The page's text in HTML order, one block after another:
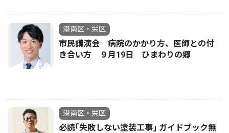
港南区・栄区
市民講演会 病院のかかり方、医師との付
き合い方 ９月19日 ひまわりの郷
港南区・栄区
必読｢失敗しない塗装工事｣ ガイドブック無